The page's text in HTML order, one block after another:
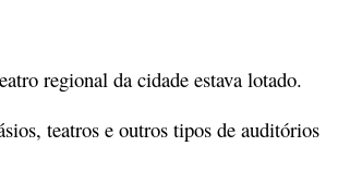
regional da cidade estava lotado.
teatros e outros tipos de auditórios